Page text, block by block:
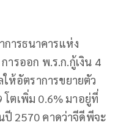
ารธนาคารแห่ง
ารออก พ.ร.ก.กู้เงิน 4
ห้อัตราการขยายตัว
โตเพิ่ม 0.6% มาอยู่ที่
ปี 2570 คาดว่าจีดีพีจะ